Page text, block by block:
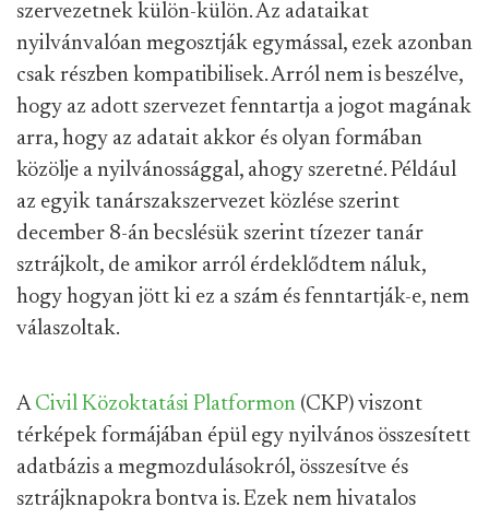
szervezetnek külön-külön. Az adataikat
nyilvánvalóan megosztják egymással, ezek azonban
csak részben kompatibilisek. Arról nem is beszélve,
hogy az adott szervezet fenntartja a jogot magának
arra, hogy az adatait akkor és olyan formában
közölje a nyilvánossággal, ahogy szeretné. Például
az egyik tanárszakszervezet közlése szerint
december 8-án becslésük szerint tízezer tanár
sztrájkolt, de amikor arról érdeklődtem náluk,
hogy hogyan jött ki ez a szám és fenntartják-e, nem
válaszoltak.
A Civil Közoktatási Platformon (CKP) viszont
térképek formájában épül egy nyilvános összesített
adatbázis a megmozdulásokról, összesítve és
sztrájknapokra bontva is. Ezek nem hivatalos